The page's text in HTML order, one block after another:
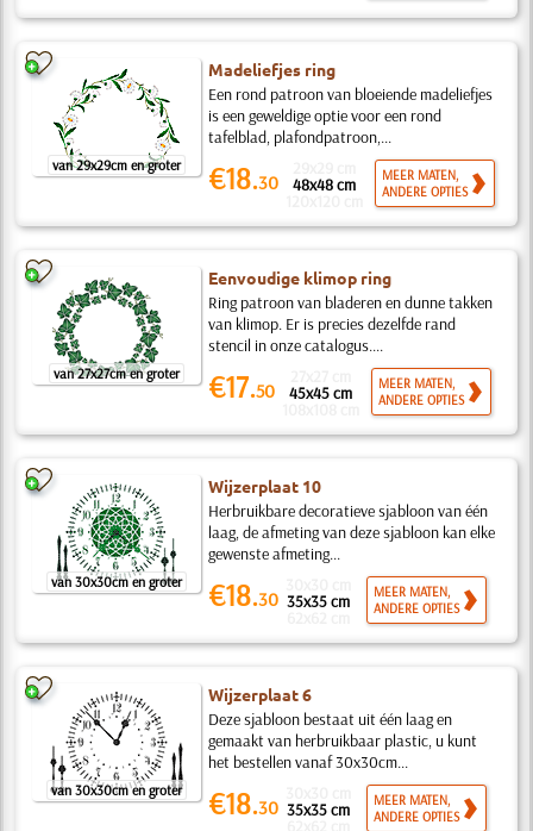
van 29x29cm en groter
Madeliefjes ring
Een rond patroon van bloeiende madeliefjes
is een geweldige optie voor een rond
tafelblad, plafondpatroon,...
€18.30 48x48 cm
MEER MATEN,
ANDERE OPTIES
van 27x27cm en groter
Eenvoudige klimop ring
Ring patroon van bladeren en dunne takken
van klimop. Er is precies dezelfde rand
stencil in onze catalogus....
€17.50 45x45 cm
MEER MATEN,
ANDERE OPTIES
van 30x30cm en groter
Wijzerplaat 10
Herbruikbare decoratieve sjabloon van één
laag, de afmeting van deze sjabloon kan elke
gewenste afmeting...
€18.30 35x35 cm
MEER MATEN,
ANDERE OPTIES
van 30x30cm en groter
Wijzerplaat 6
Deze sjabloon bestaat uit één laag en
gemaakt van herbruikbaar plastic, u kunt
het bestellen vanaf 30x30cm...
€18.30 35x35 cm
MEER MATEN,
ANDERE OPTIES